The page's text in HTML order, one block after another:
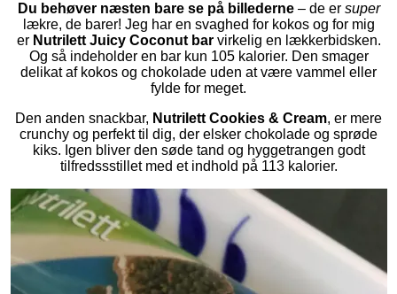
Du behøver næsten bare se på billederne– de er super
lækre, de barer! Jeg har en svaghed for kokos og for mig
er Nutrilett Juicy Coconut barvirkelig en lækkerbidsken.
Og så indeholder en bar kun 105 kalorier. Den smager
delikat af kokos og chokolade uden at være vammel eller
fylde for meget.
Den anden snackbar, Nutrilett Cookies & Cream, er mere
crunchy og perfekt til dig, der elsker chokolade og sprøde
kiks. Igen bliver den søde tand og hyggetrangen godt
tilfredssstillet med et indhold på 113 kalorier.